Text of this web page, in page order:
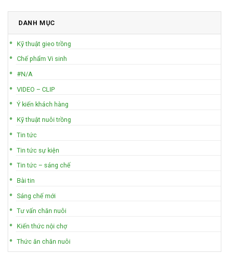
DANH MỤC
Kỹ thuật gieo trồng
Chế phẩm Vi sinh
#N/A
VIDEO – CLIP
Ý kiến khách hàng
Kỹ thuật nuôi trồng
Tin tức
Tin tức sự kiện
Tin tức – sáng chế
Bài tin
Sáng chế mới
Tư vấn chăn nuôi
Kiến thức nội chợ
Thức ăn chăn nuôi